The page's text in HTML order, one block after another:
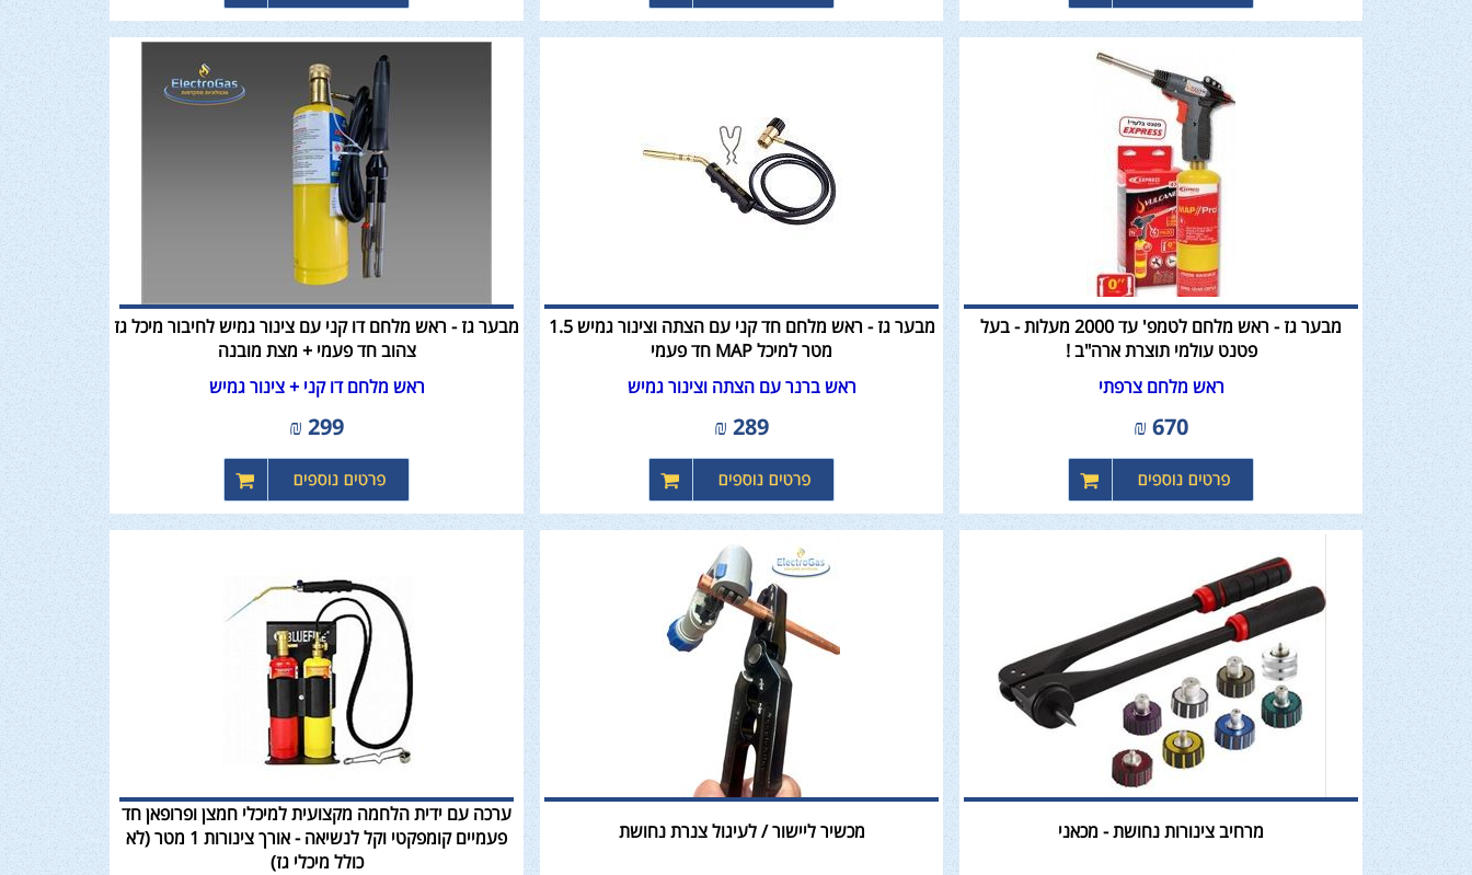
מבער גז - ראש מלחם לטמפ' עד 2000 מעלות - בעל
פטנט עולמי תוצרת ארה"ב !
ראש מלחם צרפתי
670
₪
מבער גז - ראש מלחם חד קני עם הצתה וצינור גמיש 1.5
מטר למיכל MAP חד פעמי
ראש ברנר עם הצתה וצינור גמיש
289
₪
מבער גז - ראש מלחם דו קני עם צינור גמיש לחיבור מיכל גז
צהוב חד פעמי + מצת מובנה
ראש מלחם דו קני + צינור גמיש
299
₪
מרחיב צינורות נחושת - מכאני מכשיר ליישור / לעיגול צנרת נחושת
ערכה עם ידית הלחמה מקצועית למיכלי חמצן ופרופאן חד
פעמיים קומפקטי וקל לנשיאה - אורך צינורות 1 מטר (לא
כולל מיכלי גז)